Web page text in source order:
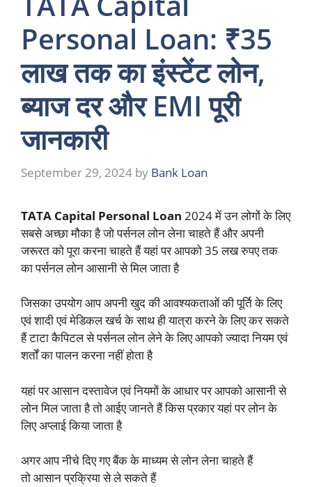
Personal Loan: ₹35
लाख तक का इंस्टेंट लोन,
ब्याज दर और EMI पूरी
जानकारी
September 29, 2024 by Bank Loan
TATA Capital Personal Loan 2024 में उन लोगों के लिए
सबसे अच्छा मौका है जो पर्सनल लोन लेना चाहते हैं और अपनी
जरूरत को पूरा करना चाहते हैं यहां पर आपको 35 लख रुपए तक
का पर्सनल लोन आसानी से मिल जाता है
जिसका उपयोग आप अपनी खुद की आवश्यकताओं की पूर्ति के लिए
एवं शादी एवं मेडिकल खर्च के साथ ही यात्रा करने के लिए कर सकते
हैं टाटा कैपिटल से पर्सनल लोन लेने के लिए आपको ज्यादा नियम एवं
शर्तों का पालन करना नहीं होता है
यहां पर आसान दस्तावेज एवं नियमों के आधार पर आपको आसानी से
लोन मिल जाता है तो आईए जानते हैं किस प्रकार यहां पर लोन के
लिए अप्लाई किया जाता है
अगर आप नीचे दिए गए बैंक के माध्यम से लोन लेना चाहते हैं
तो आसान प्रक्रिया से ले सकते हैं